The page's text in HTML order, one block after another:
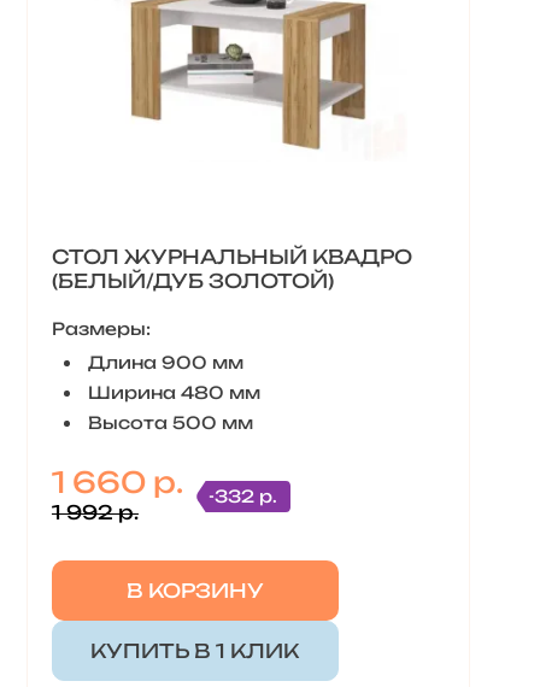
СТОЛ ЖУРНАЛЬНЫЙ КВАДРО
(БЕЛЫЙ/ДУБ ЗОЛОТОЙ)
Размеры:
Длина 900 мм
Ширина 480 мм
Высота 500 мм
1 660 р.
1 992 р.
-332 р.
В КОРЗИНУ
КУПИТЬ В 1 КЛИК